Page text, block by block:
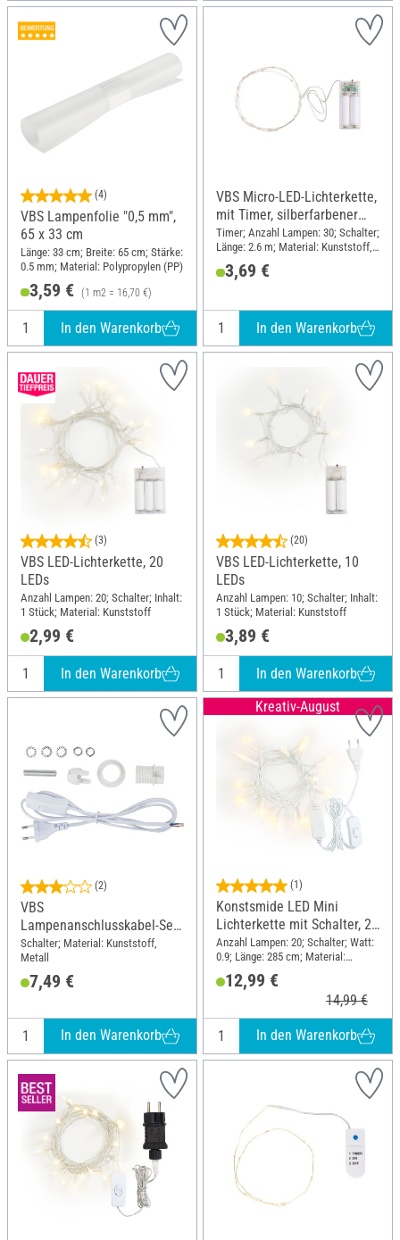
(4)
VBS Lampenfolie "0,5 mm",
65 x 33 cm
Länge: 33 cm; Breite: 65 cm; Stärke:
0.5 mm; Material: Polypropylen (PP)
3,59 € (1 m2 = 16,70 €)
In den Warenkorb
VBS Micro-LED-Lichterkette,
mit Timer, silberfarbener
Draht, 30 LEDs
Timer; Anzahl Lampen: 30; Schalter;
Länge: 2.6 m; Material: Kunststoff,
3,69 €
In den Warenkorb
(3)
VBS LED-Lichterkette, 20
LEDs
Anzahl Lampen: 20; Schalter; Inhalt:
1 Stück; Material: Kunststoff
2,99 €
In den Warenkorb
(20)
VBS LED-Lichterkette, 10
LEDs
Anzahl Lampen: 10; Schalter; Inhalt:
1 Stück; Material: Kunststoff
3,89 €
In den Warenkorb
(2)
VBS
Lampenanschlusskabel-Set
"E14"
Schalter; Material: Kunststoff,
Metall
7,49 €
In den Warenkorb
Kreativ-August
(1)
Konstsmide LED Mini
Lichterkette mit Schalter, 20
warmweiße Dioden
Anzahl Lampen: 20; Schalter; Watt:
0.9; Länge: 285 cm; Material:
12,99 €
14,99 €
In den Warenkorb